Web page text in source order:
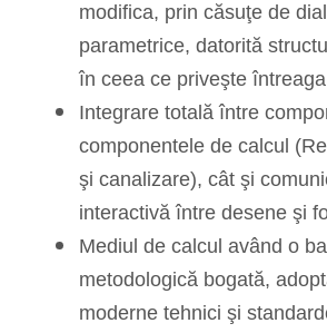
modifica, prin căsuţe de
parametrice, datorită
în ceea ce priveşte
Integrare totală între
componentele de calcul
şi canalizare), cât şi
interactivă între desene şi
Mediul de calcul având o
metodologică bogată,
moderne tehnici şi